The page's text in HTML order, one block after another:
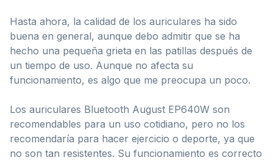
Hasta ahora, la calidad de los auriculares ha sido
buena en general, aunque debo admitir que se ha
hecho una pequeña grieta en las patillas después de
un tiempo de uso. Aunque no afecta su
funcionamiento, es algo que me preocupa un poco.
Los auriculares Bluetooth August EP640W son
recomendables para un uso cotidiano, pero no los
recomendaría para hacer ejercicio o deporte, ya que
no son tan resistentes. Su funcionamiento es correcto